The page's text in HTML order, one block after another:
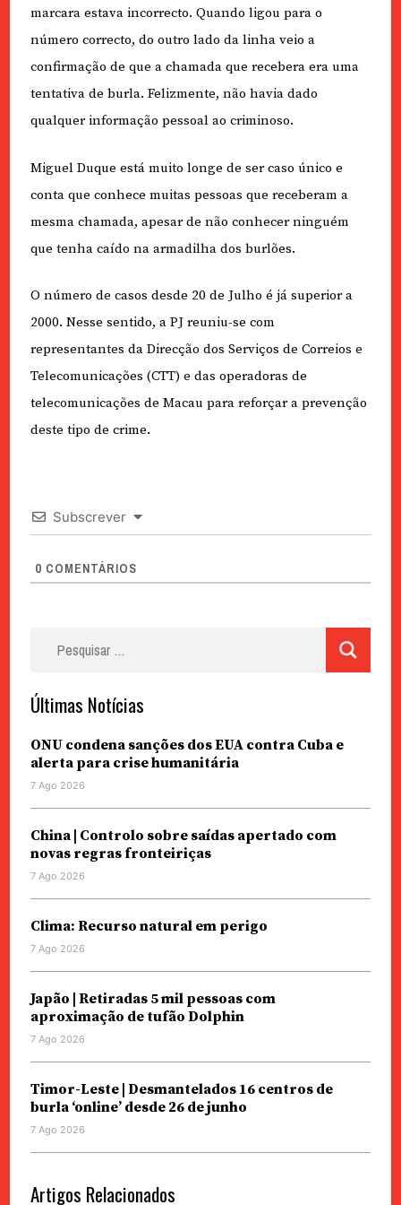
marcara estava incorrecto. Quando ligou para o
número correcto, do outro lado da linha veio a
confirmação de que a chamada que recebera era uma
tentativa de burla. Felizmente, não havia dado
qualquer informação pessoal ao criminoso.
Miguel Duque está muito longe de ser caso único e
conta que conhece muitas pessoas que receberam a
mesma chamada, apesar de não conhecer ninguém
que tenha caído na armadilha dos burlões.
O número de casos desde 20 de Julho é já superior a
2000. Nesse sentido, a PJ reuniu-se com
representantes da Direcção dos Serviços de Correios e
Telecomunicações (CTT) e das operadoras de
telecomunicações de Macau para reforçar a prevenção
deste tipo de crime.
Subscrever
0 COMENTÁRIOS
Últimas Notícias
ONU condena sanções dos EUA contra Cuba e
alerta para crise humanitária
7 Ago 2026
China | Controlo sobre saídas apertado com
novas regras fronteiriças
7 Ago 2026
Clima: Recurso natural em perigo
7 Ago 2026
Japão | Retiradas 5 mil pessoas com
aproximação de tufão Dolphin
7 Ago 2026
Timor-Leste | Desmantelados 16 centros de
burla ‘online’ desde 26 de junho
7 Ago 2026
Artigos Relacionados